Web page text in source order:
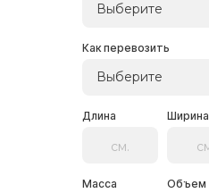
Выберите
Как перевозить
Выберите
Длина Ширина
Масса Объем